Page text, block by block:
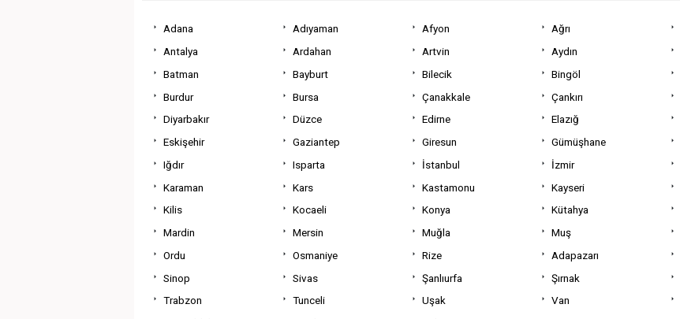
Adana Adıyaman Afyon Ağrı
Antalya
Ardahan Artvin Aydın
Batman
Bayburt Bilecik Bingöl
Burdur
Bursa Çanakkale Çankırı
Diyarbakır
Düzce Edirne Elazığ
Eskişehir
Gaziantep Giresun Gümüşhane
Iğdır
Isparta İstanbul İzmir
Karaman
Kars Kastamonu Kayseri
Kilis
Kocaeli Konya Kütahya
Mardin
Mersin Muğla Muş
Ordu
Osmaniye Rize Adapazarı
Sinop
Sivas Şanlıurfa Şırnak
Trabzon
Tunceli Uşak Van